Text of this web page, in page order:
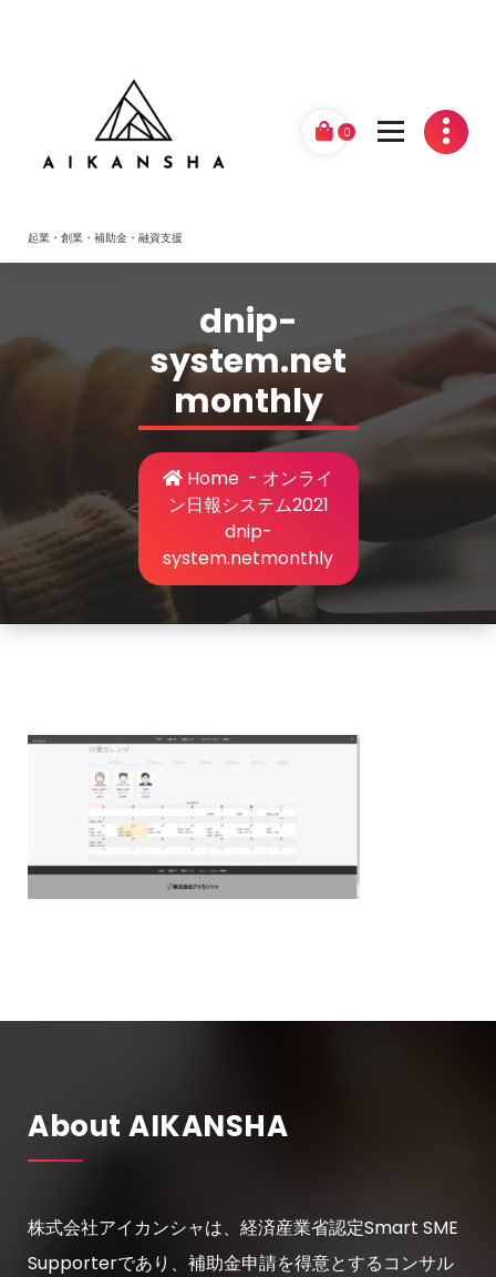
起業・創業・補助金・融資支援
0
dnip-
system.net
monthly
Home - オンライ
ン日報システム2021
dnip-
system.netmonthly
About AIKANSHA
株式会社アイカンシャは、経済産業省認定Smart SME
Supporterであり、補助金申請を得意とするコンサル